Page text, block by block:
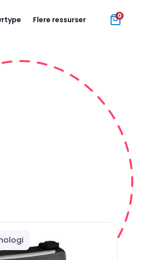
Flere ressurser 0